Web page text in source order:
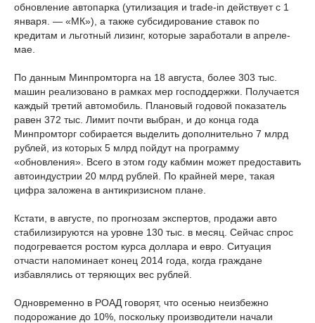
обновление автопарка (утилизация и trade-in действует с 1
января. — «МК»), а также субсидирование ставок по
кредитам и льготный лизинг, которые заработали в апреле-
мае.
По данным Минпромторга на 18 августа, более 303 тыс.
машин реализовано в рамках мер господдержки. Получается
каждый третий автомобиль. Плановый годовой показатель
равен 372 тыс. Лимит почти выбран, и до конца года
Минпромторг собирается выделить дополнительно 7 млрд
рублей, из которых 5 млрд пойдут на программу
«обновления». Всего в этом году кабмин может предоставить
автоиндустрии 20 млрд рублей. По крайней мере, такая
цифра заложена в антикризисном плане.
Кстати, в августе, по прогнозам экспертов, продажи авто
стабилизируются на уровне 130 тыс. в месяц. Сейчас спрос
подогревается ростом курса доллара и евро. Ситуация
отчасти напоминает конец 2014 года, когда граждане
избавлялись от теряющих вес рублей.
Одновременно в РОАД говорят, что осенью неизбежно
подорожание до 10%, поскольку производители начали